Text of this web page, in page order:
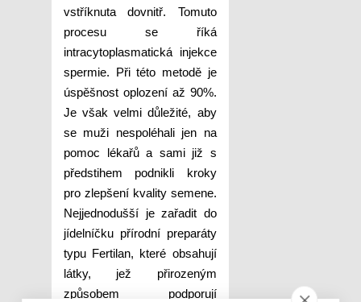
vstříknuta dovnitř. Tomuto
procesu se říká
intracytoplasmatická injekce
spermie. Při této metodě je
úspěšnost oplození až 90%.
Je však velmi důležité, aby
se muži nespoléhali jen na
pomoc lékařů a sami již s
předstihem podnikli kroky
pro zlepšení kvality semene.
Nejjednodušší je zařadit do
jídelníčku přírodní preparáty
typu Fertilan, které obsahují
látky, jež přirozeným
způsobem podporují